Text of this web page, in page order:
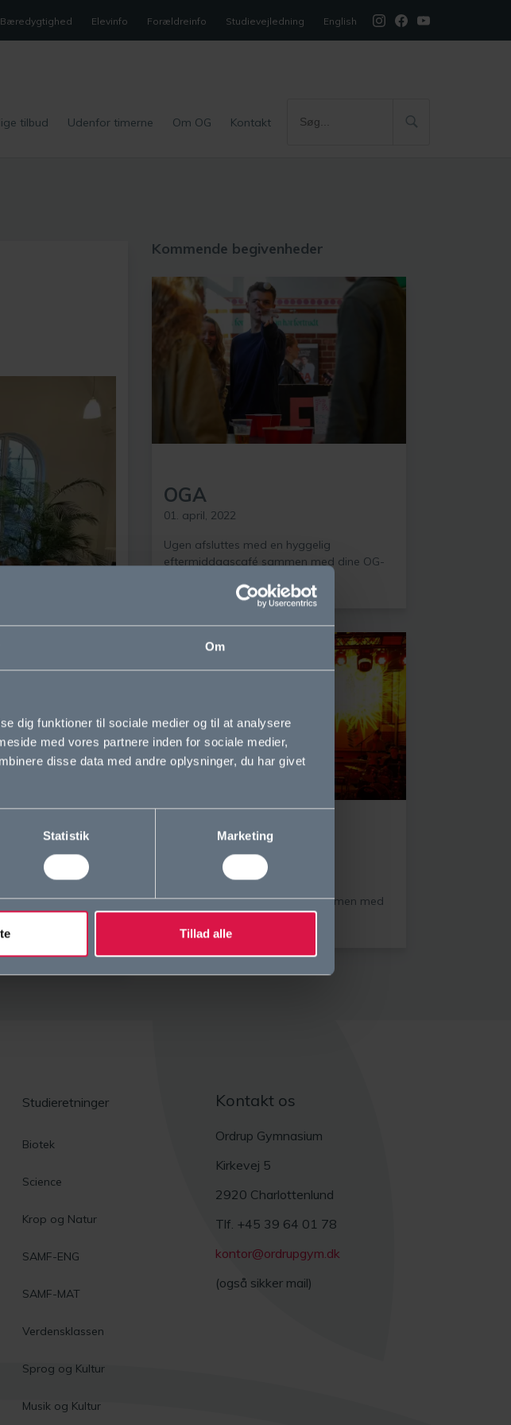
Om
dig funktioner til sociale medier og til at analysere
med vores partnere inden for sociale medier,
disse data med andre oplysninger, du har givet
Statistik Marketing
Tillad alle
Bæredygtighed Elevinfo Forældreinfo Studievejledning English
tilbud Udenfor timerne Om OG Kontakt
og alle
udefra,
Kommende begivenheder
OGA
01. april, 2022
Ugen afsluttes med en hyggelig
eftermiddagscafé sammen med dine OG-
OGA-café
19. november, 2021
Hyggelig eftermiddagscafé sammen med
dine OG-venner!
Studieretninger
Biotek
Science
Krop og Natur
SAMF-ENG
SAMF-MAT
Verdensklassen
Sprog og Kultur
Musik og Kultur
Kontakt os
Ordrup Gymnasium
Kirkevej 5
2920 Charlottenlund
Tlf. +45 39 64 01 78
kontor@ordrupgym.dk
(også sikker mail)